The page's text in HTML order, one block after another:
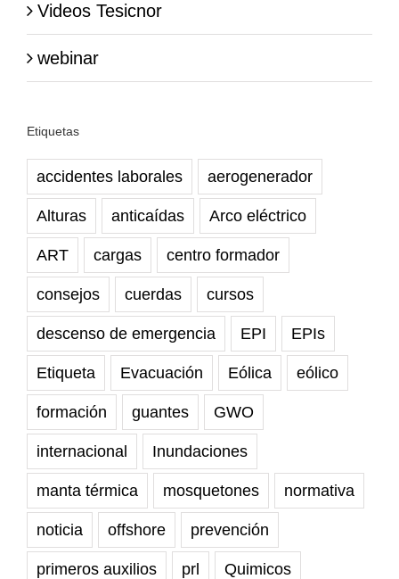
Videos Tesicnor
webinar
Etiquetas
accidentes laborales aerogenerador
Alturas anticaídas Arco eléctrico
ART cargas centro formador
consejos cuerdas cursos
descenso de emergencia EPI EPIs
Etiqueta Evacuación Eólica eólico
formación guantes GWO
internacional Inundaciones
manta térmica mosquetones normativa
noticia offshore prevención
primeros auxilios prl Quimicos